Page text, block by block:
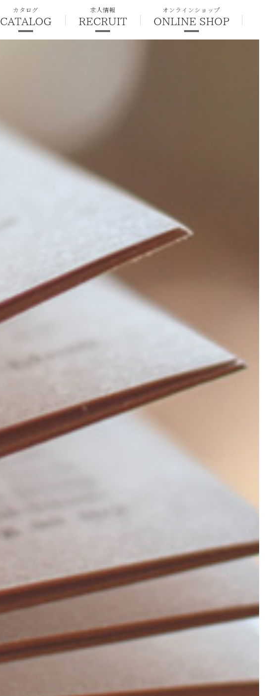
カタログ
CATALOG
求人情報
RECRUIT
オンラインショップ
ONLINE SHOP